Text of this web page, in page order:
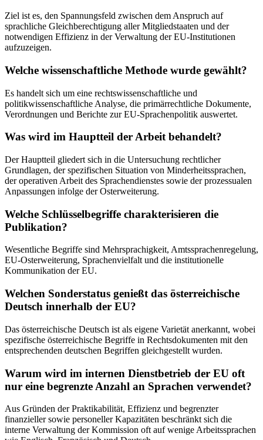
Ziel ist es, den Spannungsfeld zwischen dem Anspruch auf
sprachliche Gleichberechtigung aller Mitgliedstaaten und der
notwendigen Effizienz in der Verwaltung der EU-Institutionen
aufzuzeigen.
Welche wissenschaftliche Methode wurde gewählt?
Es handelt sich um eine rechtswissenschaftliche und
politikwissenschaftliche Analyse, die primärrechtliche Dokumente,
Verordnungen und Berichte zur EU-Sprachenpolitik auswertet.
Was wird im Hauptteil der Arbeit behandelt?
Der Hauptteil gliedert sich in die Untersuchung rechtlicher
Grundlagen, der spezifischen Situation von Minderheitssprachen,
der operativen Arbeit des Sprachendienstes sowie der prozessualen
Anpassungen infolge der Osterweiterung.
Welche Schlüsselbegriffe charakterisieren die
Publikation?
Wesentliche Begriffe sind Mehrsprachigkeit, Amtssprachenregelung,
EU-Osterweiterung, Sprachenvielfalt und die institutionelle
Kommunikation der EU.
Welchen Sonderstatus genießt das österreichische
Deutsch innerhalb der EU?
Das österreichische Deutsch ist als eigene Varietät anerkannt, wobei
spezifische österreichische Begriffe in Rechtsdokumenten mit den
entsprechenden deutschen Begriffen gleichgestellt wurden.
Warum wird im internen Dienstbetrieb der EU oft
nur eine begrenzte Anzahl an Sprachen verwendet?
Aus Gründen der Praktikabilität, Effizienz und begrenzter
finanzieller sowie personeller Kapazitäten beschränkt sich die
interne Verwaltung der Kommission oft auf wenige Arbeitssprachen